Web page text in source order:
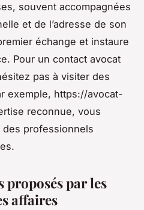
souvent accompagnées
et de l’adresse de son
échange et instaure
Pour un contact avocat
pas à visiter des
exemple, https://avocat-
reconnue, vous
des professionnels
proposés par les
affaires